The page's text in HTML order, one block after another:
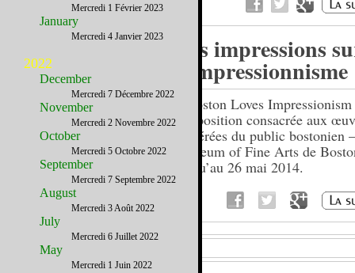
Vos impressions
l’impressionnisme
« Boston Loves
l’exposition consacrée aux
préférées du public bostonien
Museum of Fine Arts de
jusqu’au 26 mai 2014.
Mercredi 1 Février 2023
January
Mercredi 4 Janvier 2023
2022
December
Mercredi 7 Décembre 2022
November
Mercredi 2 Novembre 2022
October
Mercredi 5 Octobre 2022
September
Mercredi 7 Septembre 2022
August
Mercredi 3 Août 2022
July
Mercredi 6 Juillet 2022
May
Mercredi 1 Juin 2022